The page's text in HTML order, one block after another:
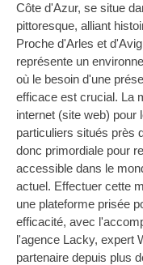
Côte d'Azur, se situe
pittoresque, alliant
Proche d'Arles et
représente un
où le besoin d'une
efficace est crucial. La
internet (site web) pour
particuliers situés près
donc primordiale pour
accessible dans le
actuel. Effectuer cette
une plateforme prisée
efficacité, avec
l'agence Lacky, expert
partenaire depuis plus